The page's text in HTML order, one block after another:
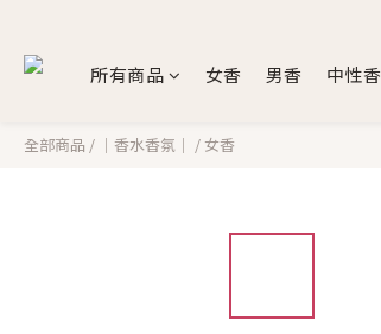
所有商品 女香 男香 中性香
全部商品 / ｜香水香氛｜ / 女香